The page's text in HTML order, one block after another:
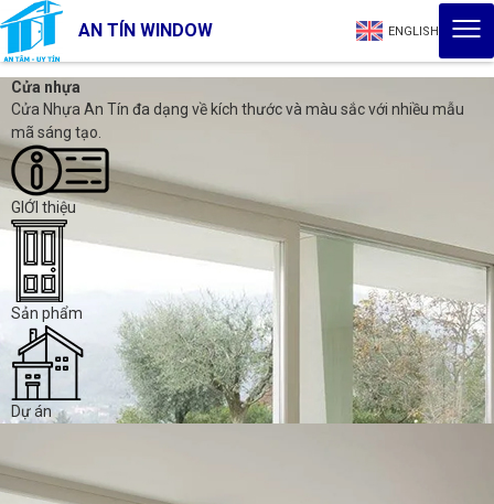
AN TÍN WINDOW ENGLISH
Cửa nhựa
Cửa Nhựa An Tín đa dạng về kích thước và màu sắc với nhiều mẫu
mã sáng tạo.
GIỚI thiệu
Sản phẩm
Dự án